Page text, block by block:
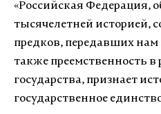
«Российская Федерация,
тысячелетней историей,
предков, передавших нам
также преемственность в
государства, признает
государственное